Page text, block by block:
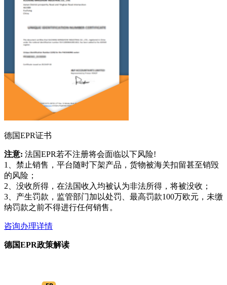
德国EPR证书
注意: 法国EPR若不注册将会面临以下风险!
1、禁止销售，平台随时下架产品，货物被海关扣留甚至销毁
的风险；
2、没收所得，在法国收入均被认为非法所得，将被没收；
3、产生罚款，监管部门加以处罚、最高罚款100万欧元，未缴
纳罚款之前不得进行任何销售。
咨询办理详情
德国EPR政策解读